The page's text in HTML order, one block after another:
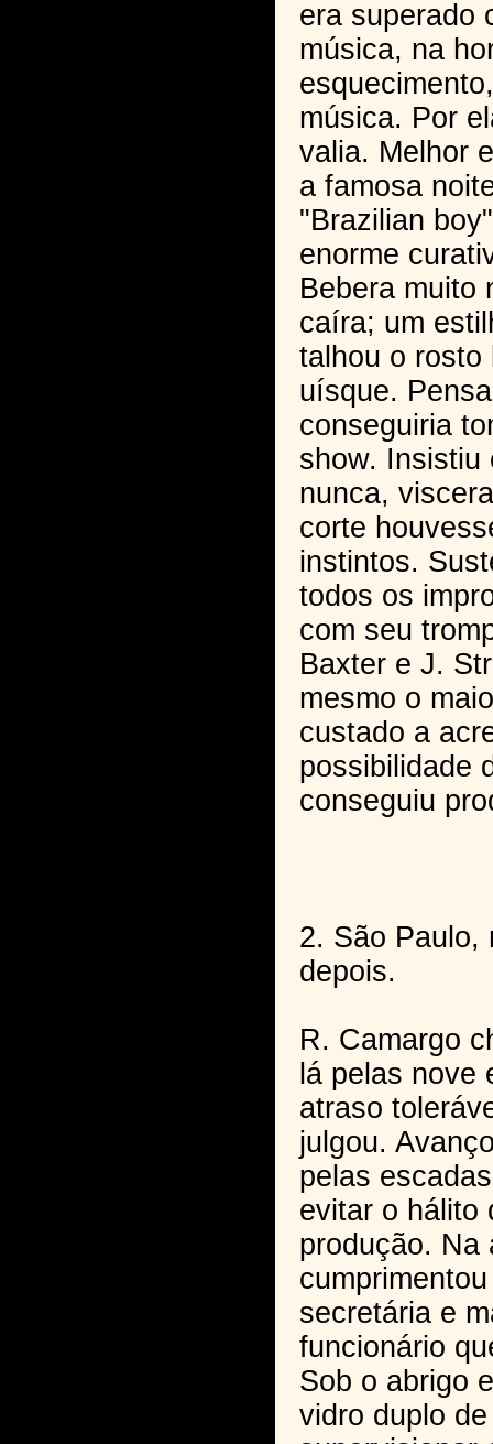
era superado
música, na
música. Por
valia. Melhor
a famosa
"Brazilian
enorme
Bebera muito
caíra; um
talhou o rosto
uísque.
conseguiria
show. Insistiu
nunca,
corte
instintos.
todos os
com seu
Baxter e J.
mesmo o
custado a
possibilidade
conseguiu
2. São Paulo,
depois.
R. Camargo
lá pelas nove
atraso
julgou.
pelas
evitar o hálito
produção. Na
secretária e
funcionário
Sob o abrigo
vidro duplo